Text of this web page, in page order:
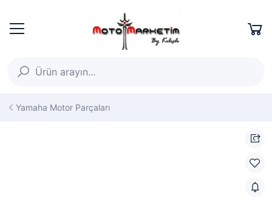
Yamaha Motor Parçaları